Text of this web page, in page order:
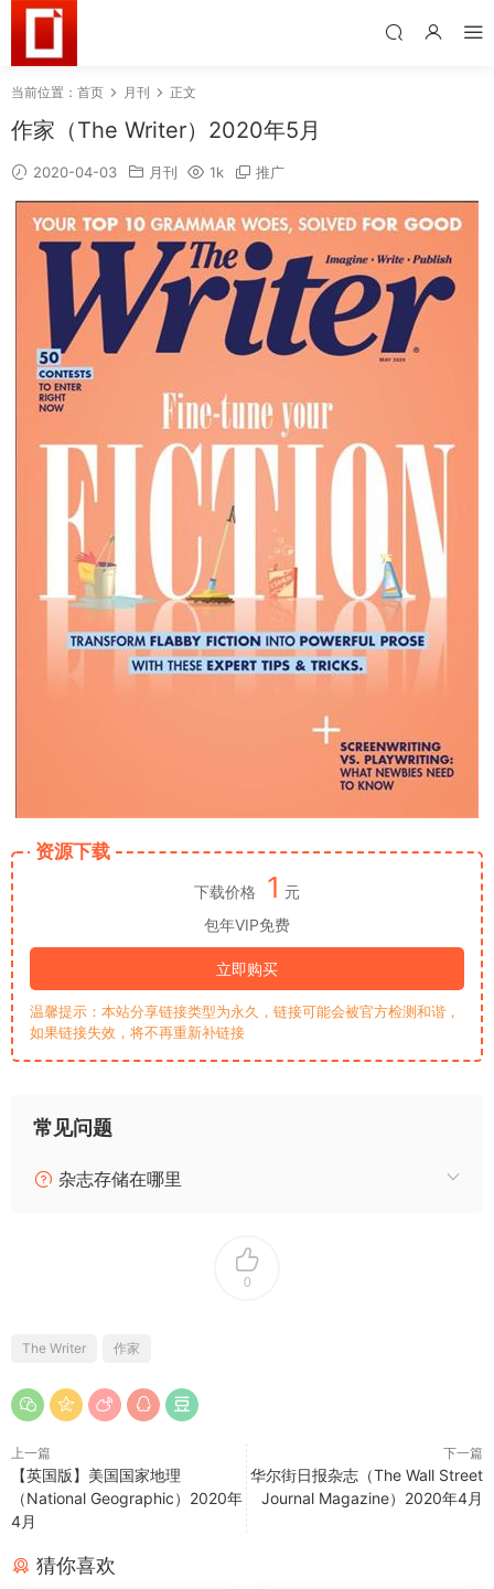
当前位置： 首页 月刊 正文
作家（The Writer）2020年5月
2020-04-03 月刊 1k 推广
资源下载
下载价格 1 元
包年VIP免费
立即购买
温馨提示：本站分享链接类型为永久，链接可能会被官方检测和谐，
如果链接失效，将不再重新补链接
常见问题
杂志存储在哪里
0
The Writer 作家
上一篇
【英国版】美国国家地理
（National Geographic）2020年
4月
下一篇
华尔街日报杂志（The Wall Street
Journal Magazine）2020年4月
猜你喜欢